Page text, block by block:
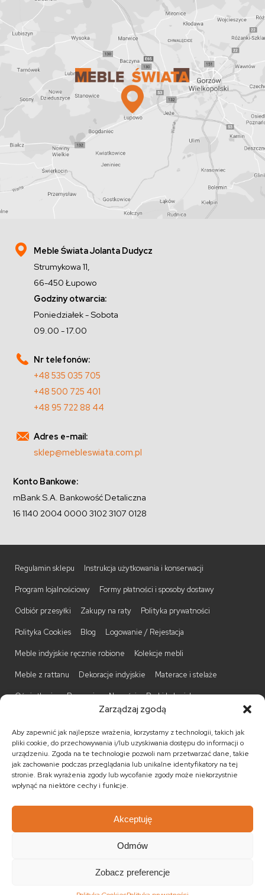
Zarządzaj zgodą
Aby zapewnić jak najlepsze wrażenia, korzystamy z technologii, takich jak
pliki cookie, do przechowywania i/lub uzyskiwania dostępu do informacji o
urządzeniu. Zgoda na te technologie pozwoli nam przetwarzać dane, takie
jak zachowanie podczas przeglądania lub unikalne identyfikatory na tej
stronie. Brak wyrażenia zgody lub wycofanie zgody może niekorzystnie
wpłynąć na niektóre cechy i funkcje.
Akceptuję
Odmów
Zobacz preferencje
Meble Świata Jolanta Dudycz
Strumykowa 11,
66-450 Łupowo
Godziny otwarcia:
Poniedziałek - Sobota
09.00 - 17.00
Nr telefonów:
+48 535 035 705
+48 500 725 401
+48 95 722 88 44
Adres e-mail:
sklep@mebleswiata.com.pl
Konto Bankowe:
mBank S.A. Bankowość Detaliczna
16 1140 2004 0000 3102 3107 0128
Regulamin sklepu Instrukcja użytkowania i konserwacji
Program lojalnościowy Formy płatności i sposoby dostawy
Odbiór przesyłki Zakupy na raty Polityka prywatności
Polityka Cookies Blog Logowanie / Rejestacja
Meble indyjskie ręcznie robione Kolekcje mebli
Meble z rattanu Dekoracje indyjskie Materace i stelaże
Oświetlenie Promocje Nowości Barki kolonialne
Komody kolonialne Krzesła kolonialne
Kufry indyjskie Ławki kolonialne Łóżka kolonialne
Parawany kolonialne Półki kolonialne Regały kolonialne
Stojaki na CD Stoliki kawowe Stoliki nocne
MEBLE ŚWIATA
KULIKOWSKI-IT.pl Strony internetowe Szczecin